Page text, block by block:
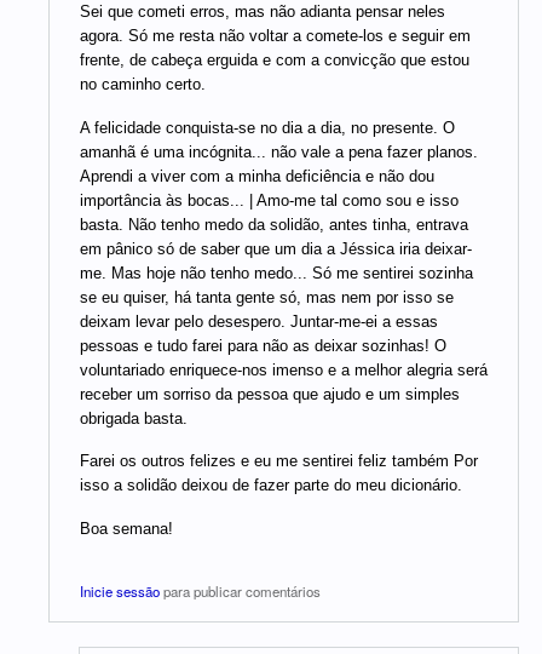
Sei que cometi erros, mas não adianta pensar neles
agora. Só me resta não voltar a comete-los e seguir em
frente, de cabeça erguida e com a convicção que estou
no caminho certo.
A felicidade conquista-se no dia a dia, no presente. O
amanhã é uma incógnita... não vale a pena fazer planos.
Aprendi a viver com a minha deficiência e não dou
importância às bocas... | Amo-me tal como sou e isso
basta. Não tenho medo da solidão, antes tinha, entrava
em pânico só de saber que um dia a Jéssica iria deixar-
me. Mas hoje não tenho medo... Só me sentirei sozinha
se eu quiser, há tanta gente só, mas nem por isso se
deixam levar pelo desespero. Juntar-me-ei a essas
pessoas e tudo farei para não as deixar sozinhas! O
voluntariado enriquece-nos imenso e a melhor alegria será
receber um sorriso da pessoa que ajudo e um simples
obrigada basta.
Farei os outros felizes e eu me sentirei feliz também Por
isso a solidão deixou de fazer parte do meu dicionário.
Boa semana!
Inicie sessãopara publicar comentários